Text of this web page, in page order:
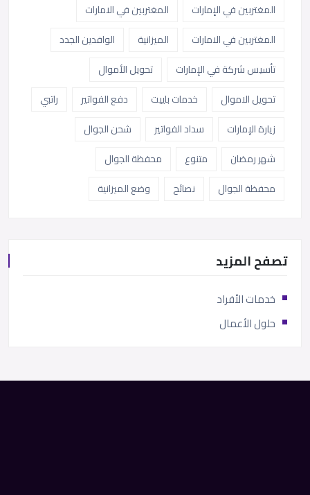
المغتربين في الإمارات
المغتربين في الامارات
المغتربين في الامارات
الميزانية
الوافدين الجدد
تأسيس شركة في الإمارات
تحويل الأموال
تحويل الاموال
خدمات باييت دفع الفواتير
راتبي
زيارة الإمارات
سداد الفواتير
شحن الجوال
شهر رمضان
متنوع
محفظة الجوال
محفظة الجوال
نصائح وضع الميزانية
تصفح المزيد
خدمات الأفراد
حلول الأعمال